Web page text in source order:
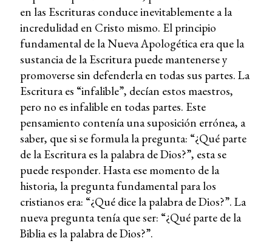
en las Escrituras conduce inevitablemente a la
incredulidad en Cristo mismo. El principio
fundamental de la Nueva Apologética era que la
sustancia de la Escritura puede mantenerse y
promoverse sin defenderla en todas sus partes. La
Escritura es “infalible”, decían estos maestros,
pero no es infalible en todas partes. Este
pensamiento contenía una suposición errónea, a
saber, que si se formula la pregunta: “¿Qué parte
de la Escritura es la palabra de Dios?”, esta se
puede responder. Hasta ese momento de la
historia, la pregunta fundamental para los
cristianos era: “¿Qué dice la palabra de Dios?”. La
nueva pregunta tenía que ser: “¿Qué parte de la
Biblia es la palabra de Dios?”.